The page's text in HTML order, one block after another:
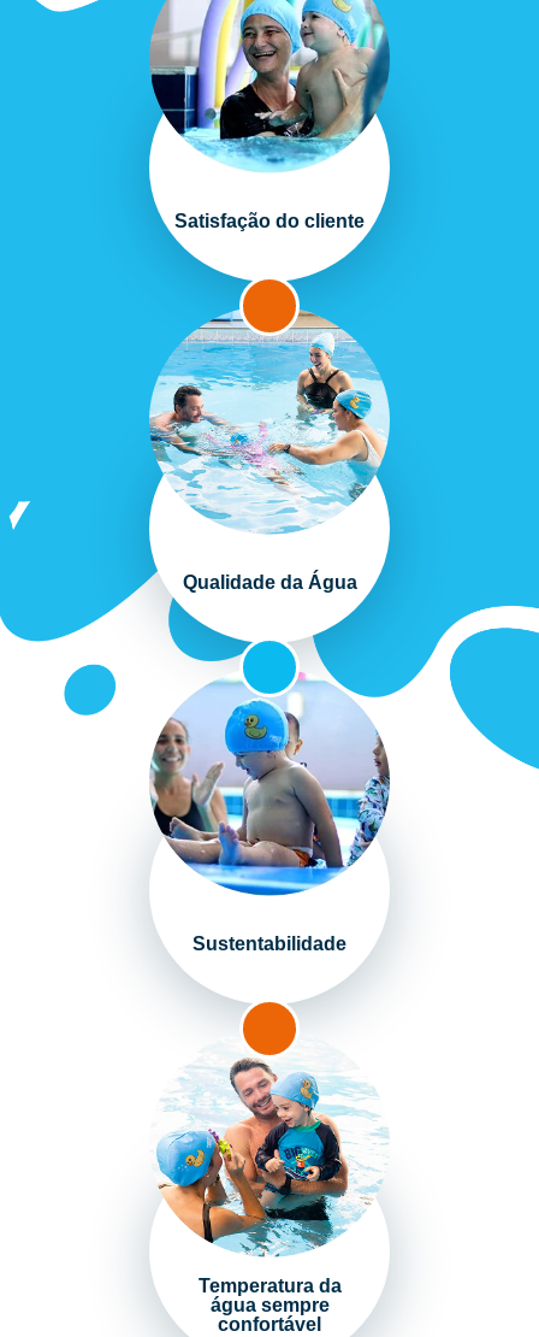
Satisfação do cliente
Qualidade da Água
Sustentabilidade
Temperatura da
água sempre
confortável